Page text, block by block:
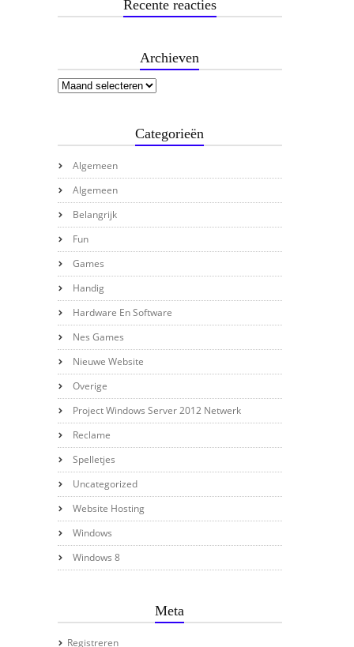
Recente reacties
Archieven
Categorieën
Algemeen
Algemeen
Belangrijk
Fun
Games
Handig
Hardware En Software
Nes Games
Nieuwe Website
Overige
Project Windows Server 2012 Netwerk
Reclame
Spelletjes
Uncategorized
Website Hosting
Windows
Windows 8
Meta
Registreren